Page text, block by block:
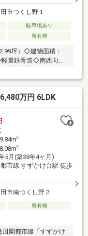
市つくし野１
駐車場あり
所有権
坪）◇建物面積：
量鉄骨造◇南西向き
ます。◇南西側幅員約
大変丁寧にお使いで
ございます。◇LD部
シャッターもござい
庭もございます。◇つ
です。
万円 6LDK
2
2
5月(築38年4ヶ月)
市線 すずかけ台駅 徒歩
市南つくし野２
所有権
園都市線「すずかけ